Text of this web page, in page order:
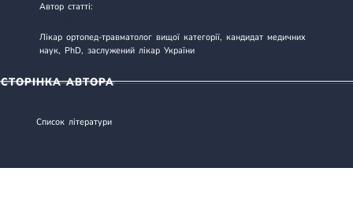
Автор статті:
Лікар ортопед-травматолог вищої категорії, кандидат медичних
наук, PhD, заслужений лікар України
СТОРІНКА АВТОРА
Список літератури